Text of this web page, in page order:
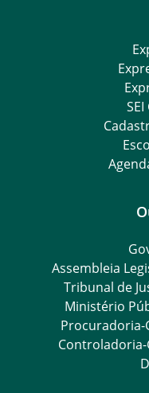
Assembleia
Tribunal de
Ministério
Procuradoria-
Controladoria-